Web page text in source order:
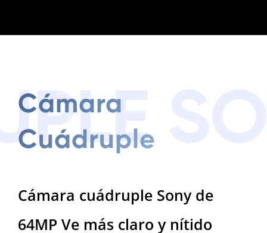
Cámara
Cuádruple
Cámara cuádruple Sony de
64MPVe más claro y nítido